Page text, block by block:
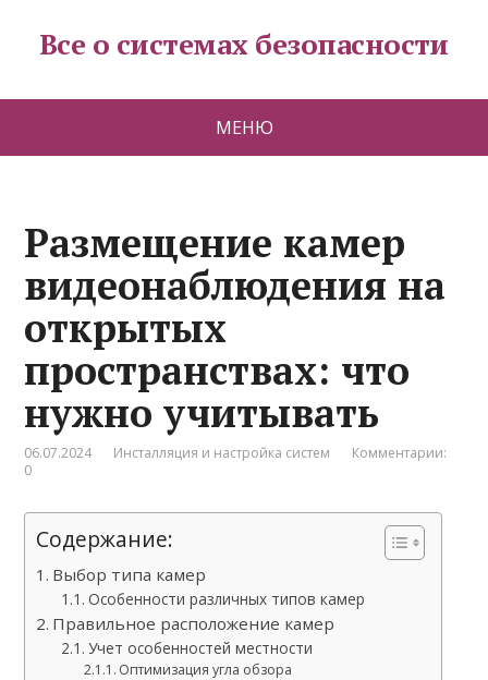
Все о системах безопасности
МЕНЮ
Размещение камер
видеонаблюдения на
открытых
пространствах: что
нужно учитывать
06.07.2024 Инсталляция и настройка систем
Комментарии:
0
Содержание:
Выбор типа камер
Особенности различных типов камер
Правильное расположение камер
Учет особенностей местности
Оптимизация угла обзора